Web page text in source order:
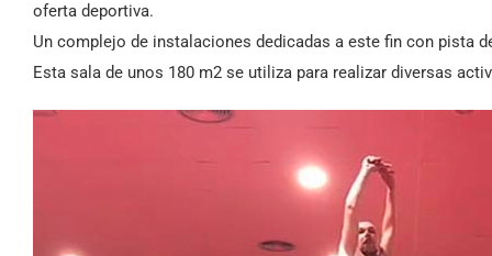
oferta deportiva.
Un complejo de instalaciones dedicadas a este fin con pista
Esta sala de unos 180 m2 se utiliza para realizar diversas